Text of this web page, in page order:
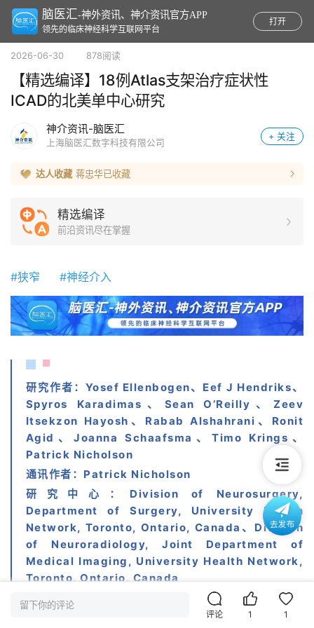
脑医汇-神外资讯、神介资讯官方APP
领先的临床神经科学互联网平台
打开
2026-06-30 878阅读
【精选编译】18例Atlas支架治疗症状性
ICAD的北美单中心研究
神介资讯-脑医汇
上海脑医汇数字科技有限公司
+ 关注
达人收藏 蒋忠华已收藏
精选编译
前沿资讯尽在掌握
#狭窄 #神经介入
研究作者：Yosef Ellenbogen、Eef J Hendriks、
Spyros Karadimas、Sean O’Reilly、Zeev
Itsekzon Hayosh、Rabab Alshahrani、Ronit
Agid、Joanna Schaafsma、Timo Krings、
Patrick Nicholson
通讯作者：Patrick Nicholson
研究中心：Division of Neurosurgery,
Department of Surgery, University Health
Network, Toronto, Ontario, Canada、Division
of Neuroradiology, Joint Department of
Medical Imaging, University Health Network,
Toronto, Ontario, Canada
留下你的评论
评论 1 1